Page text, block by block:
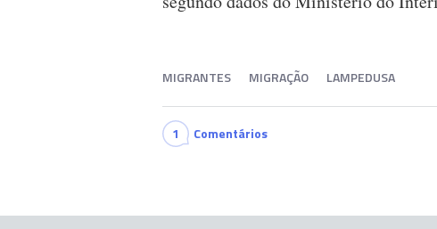
MIGRANTES MIGRAÇÃO LAMPEDUSA
1 Comentários